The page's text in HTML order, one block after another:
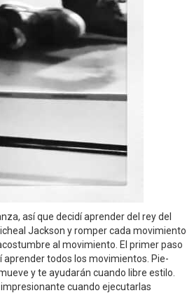
así que decidí aprender del rey del
Jackson y romper cada movimiento
al movimiento. El primer paso
todos los movimientos. Pie-
y te ayudarán cuando libre estilo.
cuando ejecutarlas